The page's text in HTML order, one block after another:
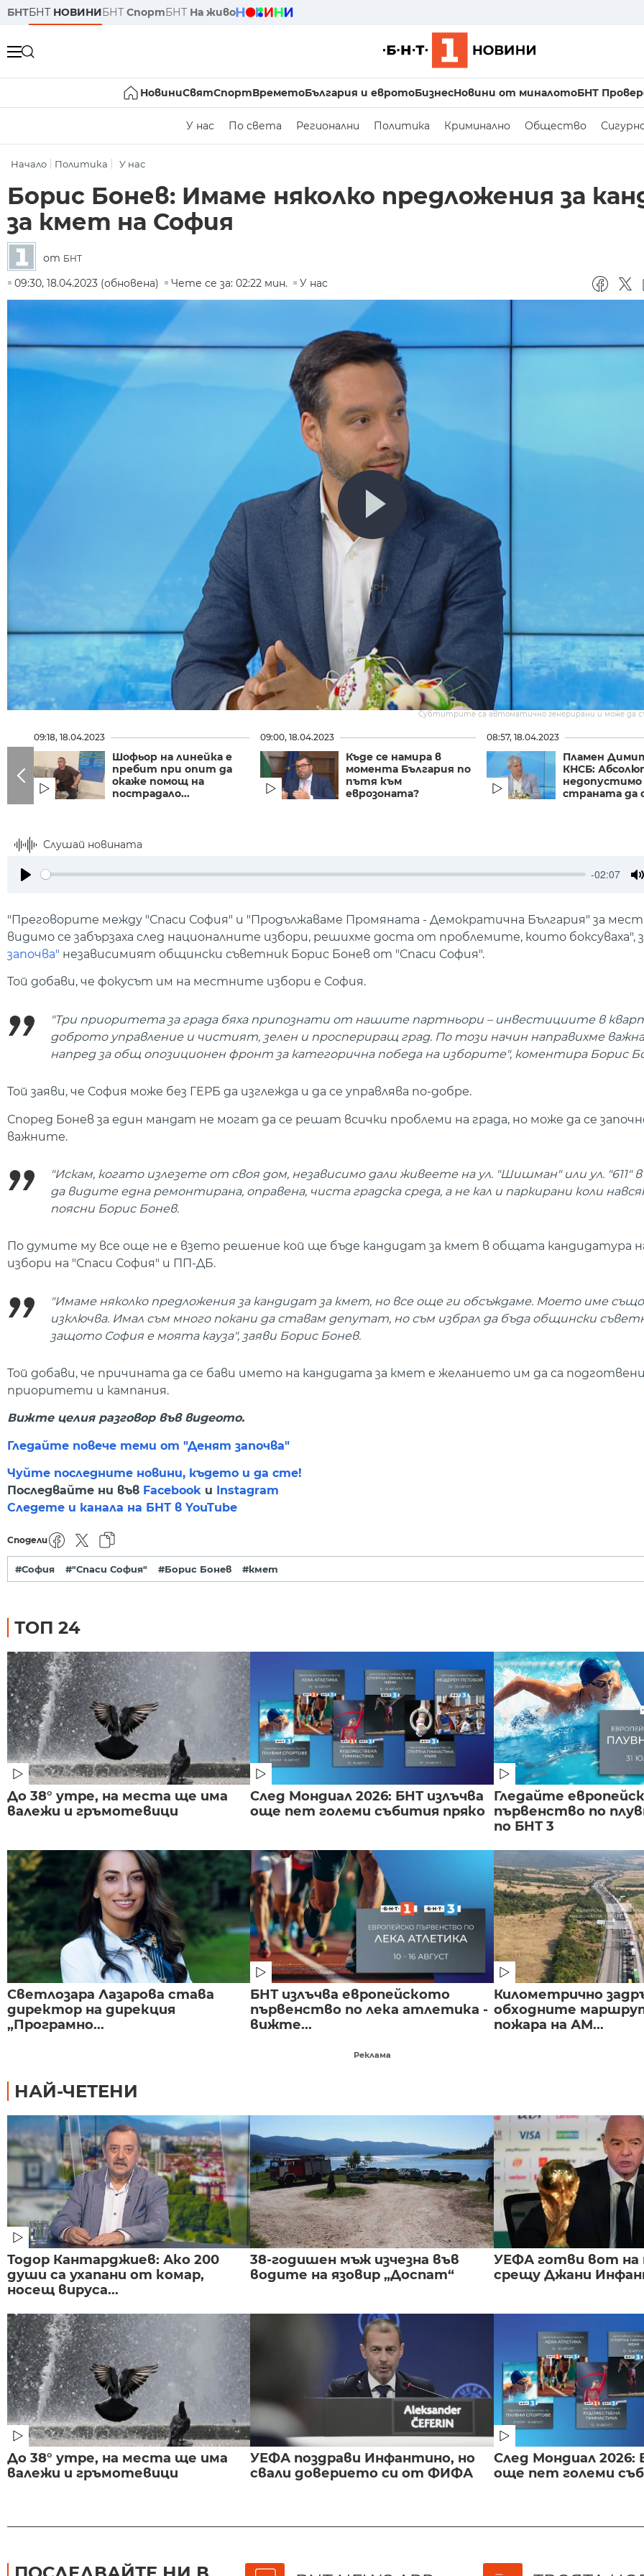
БНТБНТ НОВИНИБНТ СпортБНТ На живо
НовиниСвятСпортВреметоБългария и евротоБизнесНовини от миналотоБНТ
У нас По света Регионални Политика Криминално Общество
Начало Политика У нас
Борис Бонев: Имаме няколко предложения за
за кмет на София
от БНТ
09:30, 18.04.2023 (обновена)
Чете се за: 02:22 мин. У нас
Субтитрите са автоматично генерирани и може да
09:18, 18.04.2023
Шофьор на линейка е
пребит при опит да
окаже помощ на
пострадало...
09:00, 18.04.2023
Къде се намира в
момента България по
пътя към
еврозоната?
08:57, 18.04.2023
Пламен
КНСБ:
недопустимо
страната да
Слушай новината
-02:07
"Преговорите между "Спаси София" и "Продължаваме Промяната - Демократична България" за
видимо се забързаха след националните избори, решихме доста от проблемите, които боксуваха",
започва" независимият общински съветник Борис Бонев от "Спаси София".
Той добави, че фокусът им на местните избори е София.
"Три приоритета за града бяха припознати от нашите партньори – инвестициите в
доброто управление и чистият, зелен и проспериращ град. По този начин направихме
напред за общ опозиционен фронт за категорична победа на изборите", коментира Борис
Той заяви, че София може без ГЕРБ да изглежда и да се управлява по-добре.
Според Бонев за един мандат не могат да се решат всички проблеми на града, но може да се
важните.
"Искам, когато излезете от своя дом, независимо дали живеете на ул. "Шишман" или ул. "611"
да видите една ремонтирана, оправена, чиста градска среда, а не кал и паркирани коли
поясни Борис Бонев.
По думите му все още не е взето решение кой ще бъде кандидат за кмет в общата кандидатура
избори на "Спаси София" и ПП-ДБ.
"Имаме няколко предложения за кандидат за кмет, но все още ги обсъждаме. Моето име
изключва. Имал съм много покани да ставам депутат, но съм избрал да бъда общински
защото София е моята кауза", заяви Борис Бонев.
Той добави, че причината да се бави името на кандидата за кмет е желанието им да са
приоритети и кампания.
Вижте целия разговор във видеото.
Гледайте повече теми от "Денят започва"
Чуйте последните новини, където и да сте!
Последвайте ни във Facebook и
Instagram
Следете и канала на БНТ в YouTube
Сподели
#София #"Спаси София" #Борис Бонев #кмет
ТОП 24
До 38° утре, на места ще има
валежи и гръмотевици
След Мондиал 2026: БНТ излъчва
още пет големи събития пряко
Гледайте
първенство по
по БНТ 3
Светлозара Лазарова става
директор на дирекция
„Програмно...
БНТ излъчва европейското
първенство по лека атлетика -
вижте...
Километрично
обходните
пожара на АМ...
Реклама
НАЙ-ЧЕТЕНИ
Тодор Кантарджиев: Ако 200
души са ухапани от комар,
носещ вируса...
38-годишен мъж изчезна във
водите на язовир „Доспат“
УЕФА готви вот на
срещу Джани
До 38° утре, на места ще има
валежи и гръмотевици
УЕФА поздрави Инфантино, но
свали доверието си от ФИФА
След Мондиал 2026:
още пет големи